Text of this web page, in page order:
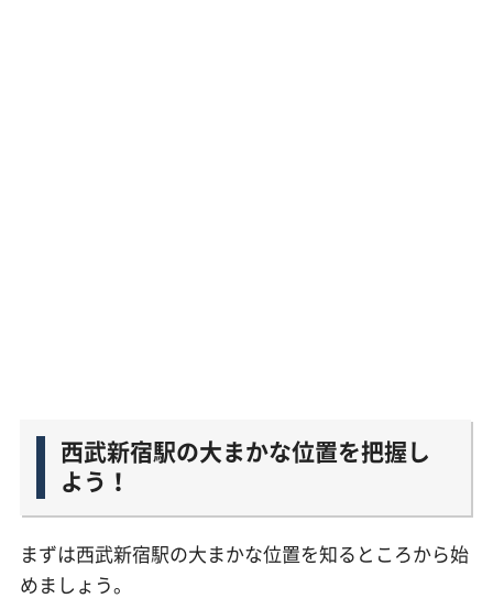
西武新宿駅の大まかな位置を把握し
よう！
まずは西武新宿駅の大まかな位置を知るところから始
めましょう。